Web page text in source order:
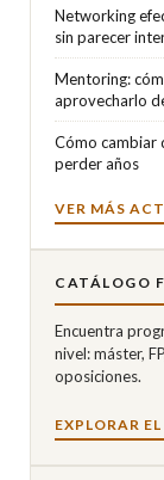
Networking
sin parecer
Mentoring:
aprovecharlo
Cómo cambiar
perder años
VER MÁS
CATÁLOGO
Encuentra
nivel: máster,
oposiciones.
EXPLORAR